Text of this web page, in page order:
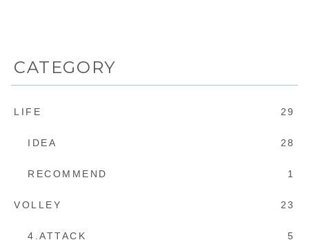
CATEGORY
LIFE 29
IDEA 28
RECOMMEND 1
VOLLEY 23
4.ATTACK 5